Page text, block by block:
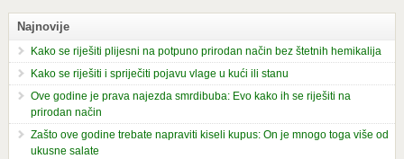
Najnovije
Kako se riješiti plijesni na potpuno prirodan način bez štetnih hemikalija
Kako se riješiti i spriječiti pojavu vlage u kući ili stanu
Ove godine je prava najezda smrdibuba: Evo kako ih se riješiti na
prirodan način
Zašto ove godine trebate napraviti kiseli kupus: On je mnogo toga više od
ukusne salate